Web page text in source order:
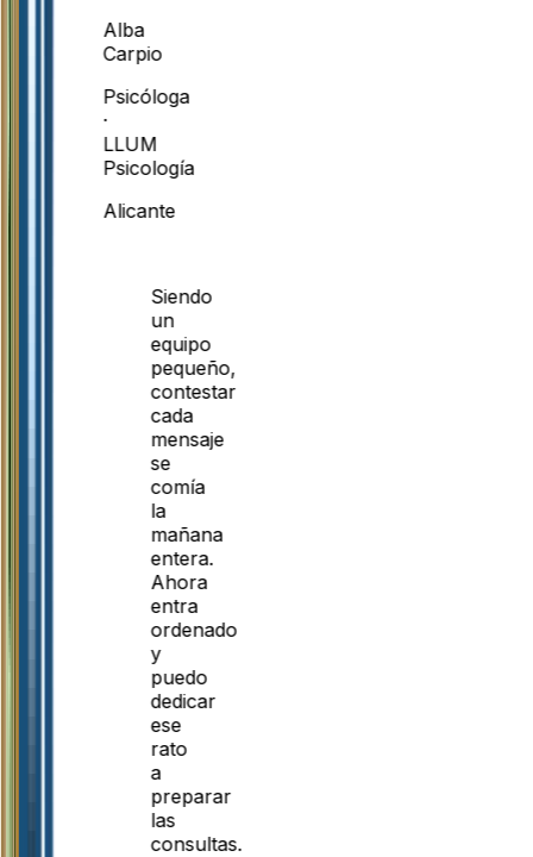
Alba
Carpio
Psicóloga
·
LLUM
Psicología
Alicante
Siendo
un
equipo
pequeño,
contestar
cada
mensaje
se
comía
la
mañana
entera.
Ahora
entra
ordenado
y
puedo
dedicar
ese
rato
a
preparar
las
consultas.